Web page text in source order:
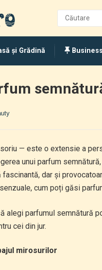
și Grădină Business
— este o extensie a
unui parfum
dar și
cum poți găsi
alegi parfumul semnătură
cei din jur.
mirosurilor